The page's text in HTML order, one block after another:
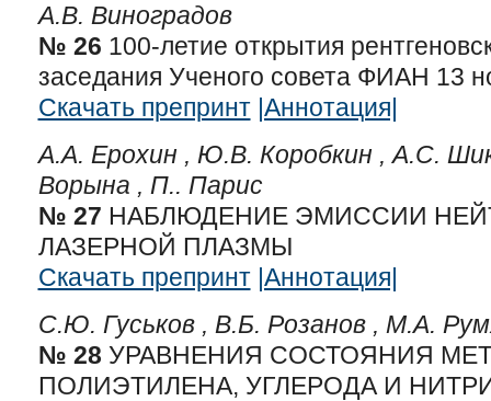
А.В. Виноградов
№ 26 100-летие открытия
заседания Ученого совета ФИАН 13
Скачать препринт |Аннотация|
А.А. Ерохин , Ю.В. Коробкин ,А.С.
Ворына , П.. Парис
№ 27 НАБЛЮДЕНИЕ ЭМИССИИ
ЛАЗЕРНОЙ ПЛАЗМЫ
Скачать препринт |Аннотация|
С.Ю. Гуськов , В.Б. Розанов , М.А.
№ 28 УРАВНЕНИЯ СОСТОЯНИЯ
ПОЛИЭТИЛЕНА, УГЛЕРОДА И